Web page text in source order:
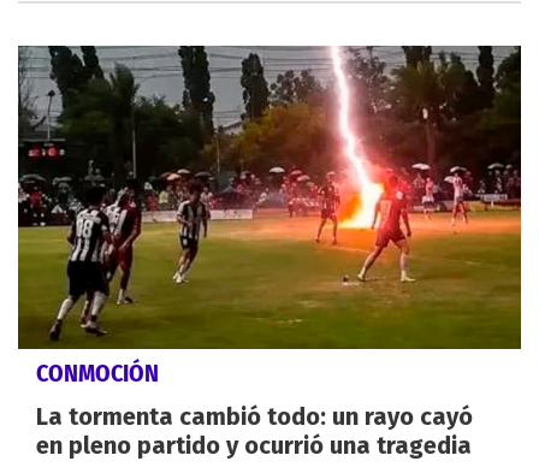
CONMOCIÓN
La tormenta cambió todo: un rayo cayó
en pleno partido y ocurrió una tragedia